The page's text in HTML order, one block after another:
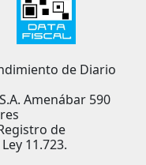
de Diario
Amenábar 590
de
11.723.